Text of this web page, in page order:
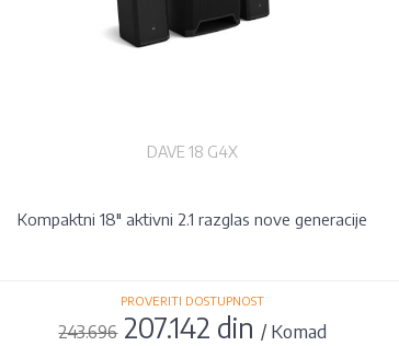
DAVE 18 G4X
Kompaktni 18" aktivni 2.1 razglas nove generacije
PROVERITI DOSTUPNOST
243.696207.142 din / Komad